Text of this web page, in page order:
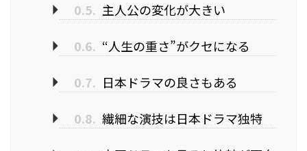
0.5. 主人公の変化が大きい
0.6. “人生の重さ”がクセになる
0.7. 日本ドラマの良さもある
0.8. 繊細な演技は日本ドラマ独特